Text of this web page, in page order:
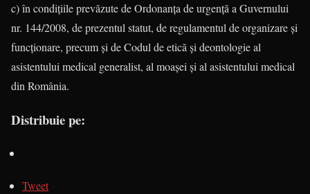
c) în condiţiile prevăzute de Ordonanţa de urgenţă a Guvernului
nr. 144/2008, de prezentul statut, de regulamentul de organizare şi
funcţionare, precum şi de Codul de etică şi deontologie al
asistentului medical generalist, al moaşei şi al asistentului medical
din România.
Distribuie pe:
Tweet